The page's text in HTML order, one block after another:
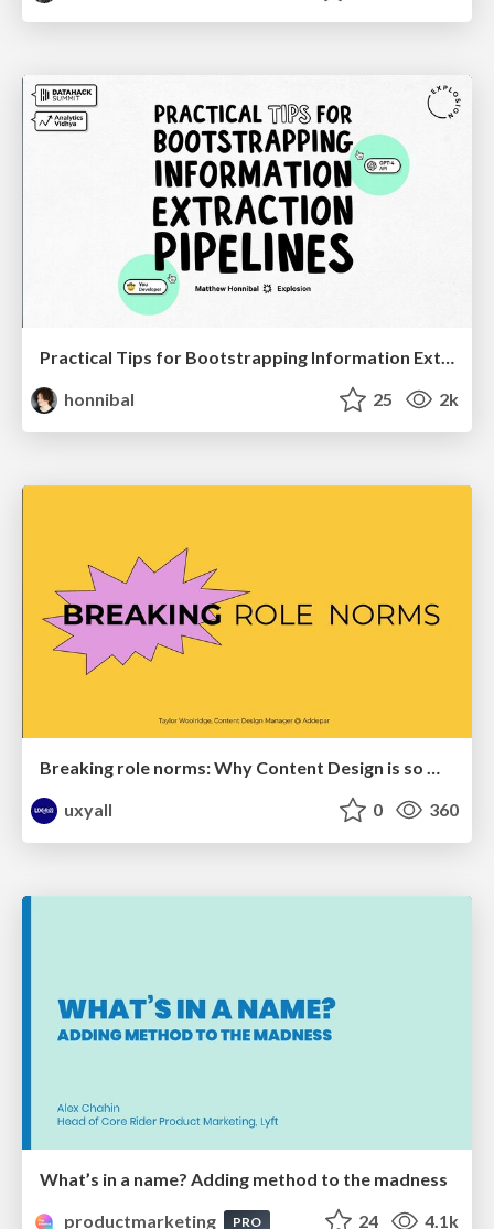
Practical Tips for Bootstrapping Information Extraction Pipelines
honnibal
25 2k
Breaking role norms: Why Content Design is so much more than writing copy - Taylor Woolridge
uxyall
0 360
What’s in a name? Adding method to the madness
productmarketing
PRO 24 4.1k